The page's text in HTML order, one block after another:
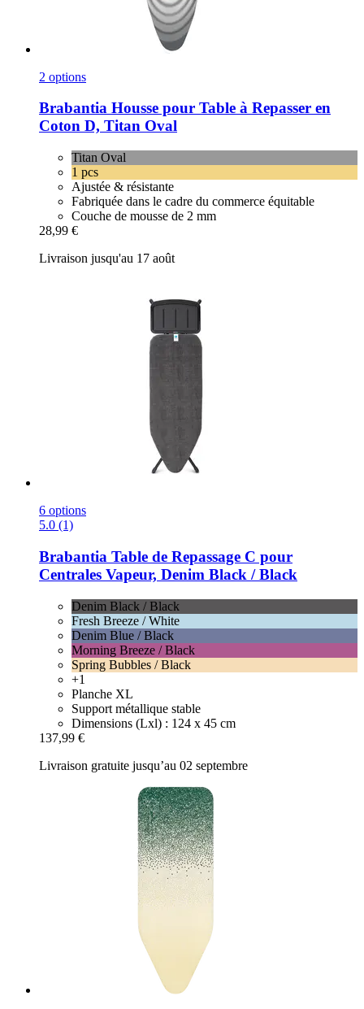
2 options
Brabantia Housse pour Table à Repasser en
Coton D, Titan Oval
Titan Oval
1 pcs
Ajustée & résistante
Fabriquée dans le cadre du commerce équitable
Couche de mousse de 2 mm
28,99 €
Livraison jusqu'au 17 août
6 options
5.0 (1)
Brabantia Table de Repassage C pour
Centrales Vapeur, Denim Black / Black
Denim Black / Black
Fresh Breeze / White
Denim Blue / Black
Morning Breeze / Black
Spring Bubbles / Black
+1
Planche XL
Support métallique stable
Dimensions (Lxl) : 124 x 45 cm
137,99 €
Livraison gratuite jusqu’au 02 septembre